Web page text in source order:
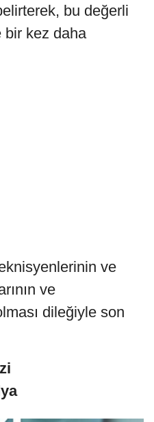
bu değerli
bir kez daha
ve
ve
dileğiyle son